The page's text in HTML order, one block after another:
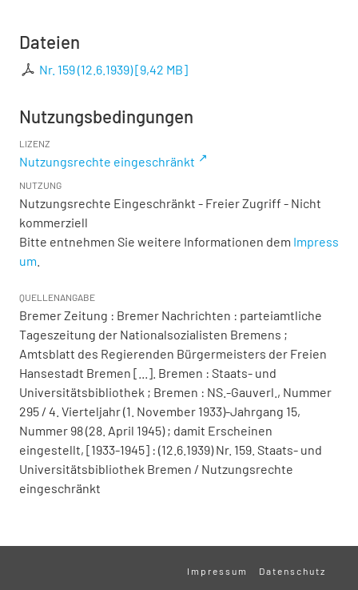
Dateien
Nr. 159 (12.6.1939)[9,42 MB]
Nutzungsbedingungen
LIZENZ
Nutzungsrechte eingeschränkt
NUTZUNG
Nutzungsrechte Eingeschränkt - Freier Zugriff - Nicht
kommerziell
Bitte entnehmen Sie weitere Informationen dem Impress
um
QUELLENANGABE
Bremer Zeitung : Bremer Nachrichten : parteiamtliche
Tageszeitung der Nationalsozialisten Bremens ;
Amtsblatt des Regierenden Bürgermeisters der Freien
Hansestadt Bremen [...]. Bremen : Staats- und
Universitätsbibliothek ; Bremen : NS.-Gauverl., Nummer
295 / 4. Vierteljahr (1. November 1933)-Jahrgang 15,
Nummer 98 (28. April 1945) ; damit Erscheinen
eingestellt, [1933-1945] : (12.6.1939) Nr. 159. Staats- und
Universitätsbibliothek Bremen / Nutzungsrechte
eingeschränkt
Impressum Datenschutz